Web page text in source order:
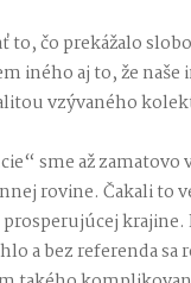
to, čo prekážalo
iného aj to, že
vzývaného
sme až
rovine. Čakali
krajine.
a bez referenda